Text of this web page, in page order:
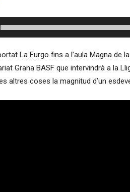
La Furgo fins a l’aula Magna de
Grana BASF que intervindrà a la
altres coses la magnitud d’un